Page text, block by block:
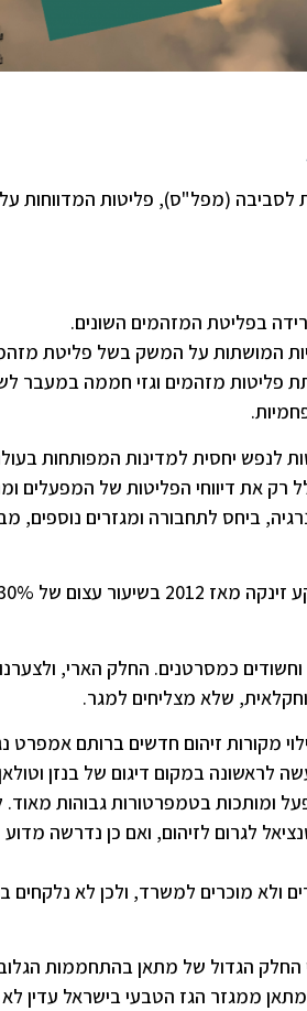
את דו"ח מרשם הפליטות לסביבה (מפל"ס), פליטות המדווחות
המושתות על המשק בשל פליטת
פליטות מזהמים וגזי חממה במעבר
לנפש יחסית למדינות המפותחות
את דיווחי הפליטות של המפעלים
ביחס לתחבורה ומגזרים נוספים,
בפליטות חומרים מוכרים וחשודים כמסרטנים. החלק הארי,
שלא מצליחים למגר.
מקורות זיהום חדשים ברותם אמפרט
לראשונה במקום דיגום של בנזן
ומותכות בטמפרטורות גבוהות מאוד.
לגרום לזיהום, ואם כן נדרשה מדוע
ולא מוכרים למשרד, ולכן לא נלקחים
החלק הגדול של מתאן בהתחממות
ממגזר הגז הטבעי בישראל עדין לא